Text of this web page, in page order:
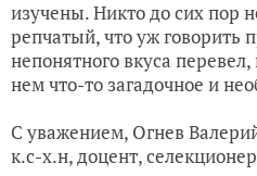
изучены. Никто до сих пор
репчатый, что уж говорить
непонятного вкуса
нем что-то загадочное и
С уважением, Огнев
к.с-х.н, доцент,